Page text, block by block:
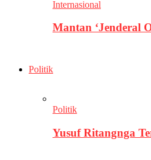
Internasional
Mantan ‘Jenderal
Politik
Politik
Yusuf Ritangnga